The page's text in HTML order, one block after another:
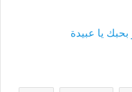
يا عبيدة